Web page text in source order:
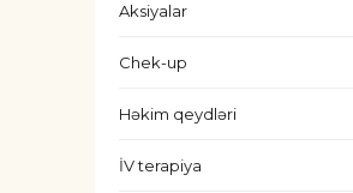
Aksiyalar
Chek-up
Həkim qeydləri
İV terapiya